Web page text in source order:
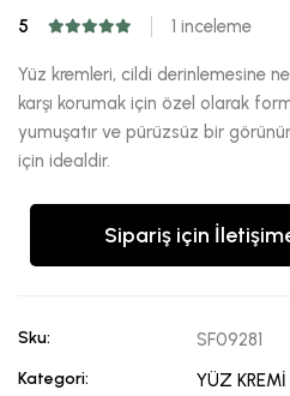
5 1 inceleme
Yüz kremleri, cildi derinlemesine
karşı korumak için özel olarak
yumuşatır ve pürüzsüz bir
için idealdir.
Sipariş için
Sku: SF09281
Kategori: YÜZ KREMİ